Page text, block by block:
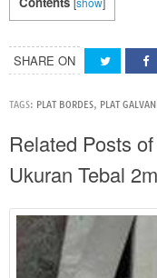
SHARE ON
TAGS: PLAT BORDES, PLAT
Related Posts
Ukuran Tebal